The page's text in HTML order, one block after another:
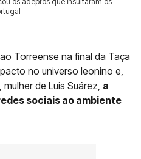
Torreense na final da Taça
no universo leonino e,
, mulher de Luis Suárez, a
sociais ao ambiente